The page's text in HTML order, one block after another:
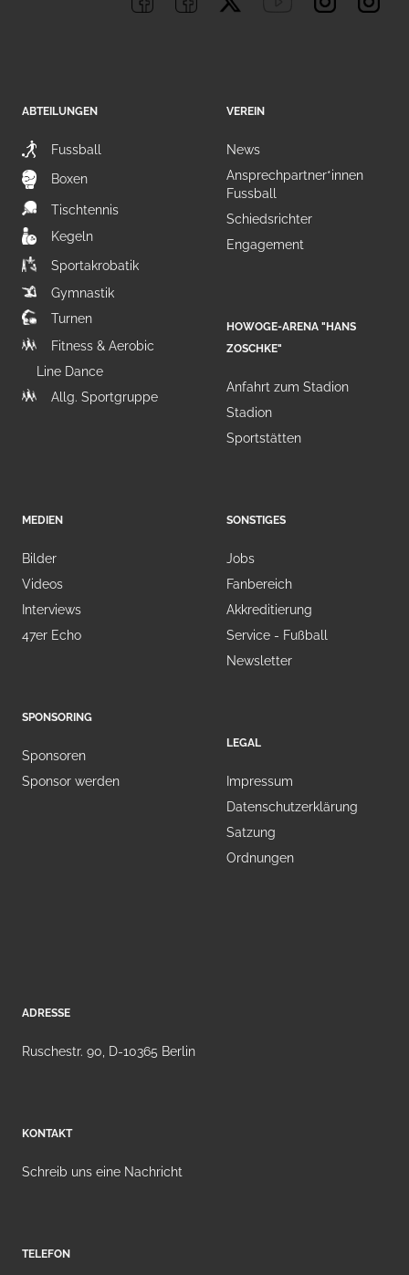
ABTEILUNGEN
Fussball
Boxen
Tischtennis
Kegeln
Sportakrobatik
Gymnastik
Turnen
Fitness & Aerobic
Line Dance
Allg. Sportgruppe
VEREIN
News
Ansprechpartner*innen
Fussball
Schiedsrichter
Engagement
HOWOGE-ARENA "HANS
ZOSCHKE"
Anfahrt zum Stadion
Stadion
Sportstätten
MEDIEN
Bilder
Videos
Interviews
47er Echo
SPONSORING
Sponsoren
Sponsor werden
SONSTIGES
Jobs
Fanbereich
Akkreditierung
Service - Fußball
Newsletter
LEGAL
Impressum
Datenschutzerklärung
Satzung
Ordnungen
ADRESSE
Ruschestr. 90, D-10365 Berlin
KONTAKT
Schreib uns eine Nachricht
TELEFON